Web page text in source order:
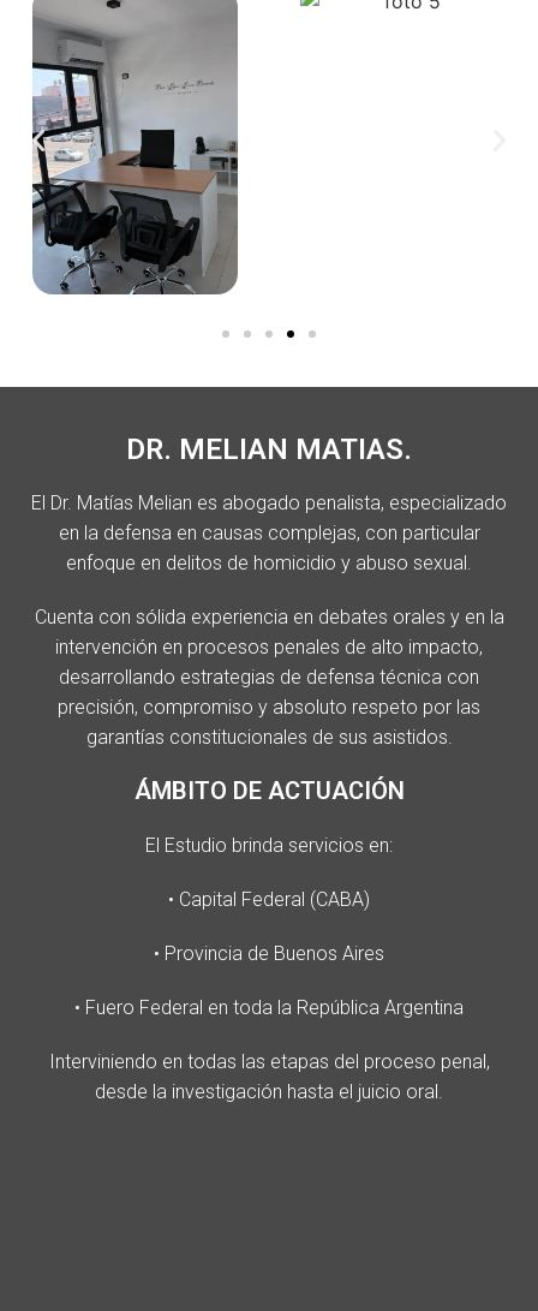
DR. MELIAN MATIAS.
El Dr. Matías Melian es abogado penalista, especializado
en la defensa en causas complejas, con particular
enfoque en delitos de homicidio y abuso sexual.
Cuenta con sólida experiencia en debates orales y en la
intervención en procesos penales de alto impacto,
desarrollando estrategias de defensa técnica con
precisión, compromiso y absoluto respeto por las
garantías constitucionales de sus asistidos.
ÁMBITO DE ACTUACIÓN
El Estudio brinda servicios en:
• Capital Federal (CABA)
• Provincia de Buenos Aires
• Fuero Federal en toda la República Argentina
Interviniendo en todas las etapas del proceso penal,
desde la investigación hasta el juicio oral.